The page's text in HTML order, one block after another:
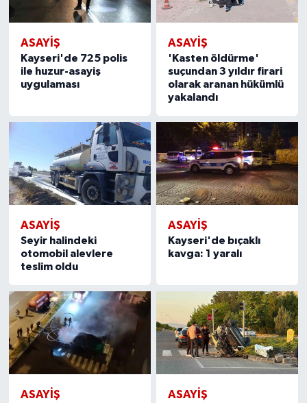
ASAYIŞ
Kayseri'de 725 polis
ile huzur-asayiş
uygulaması
ASAYIŞ
'Kasten öldürme'
suçundan 3 yıldır firari
olarak aranan hükümlü
yakalandı
ASAYIŞ
Seyir halindeki
otomobil alevlere
teslim oldu
ASAYIŞ
Kayseri'de bıçaklı
kavga: 1 yaralı
ASAYIŞ ASAYIŞ